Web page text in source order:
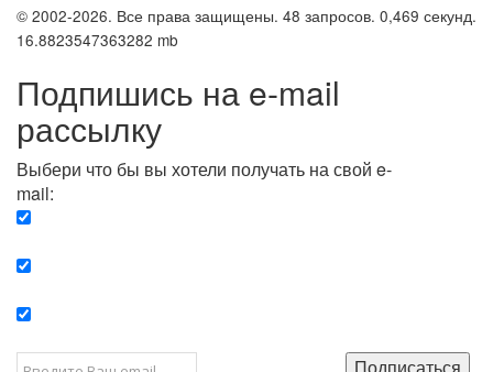
© 2002-2026. Все права защищены. 48 запросов. 0,469 секунд.
16.8823547363282 mb
Подпишись на e-mail
рассылку
Выбери что бы вы хотели получать на свой e-
mail: